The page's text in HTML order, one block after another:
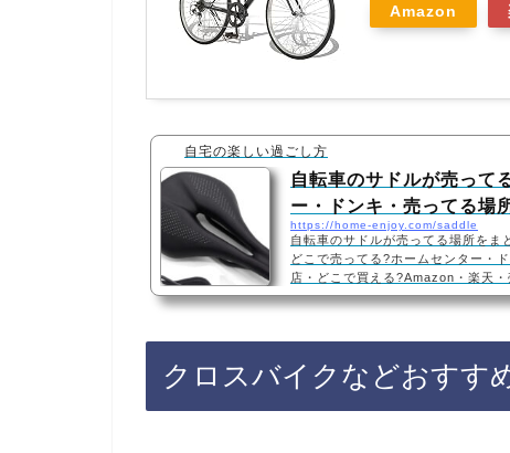
Amazon
自宅の楽しい過ごし方
自転車のサドルが売って
ー・ドンキ・売ってる場
https://home-enjoy.com/saddle
自転車のサドルが売ってる場所をま
どこで売ってる?ホームセンター・
店・どこで買える?Amazon・楽天
は、ホームセンター、ドンキホーテ
ボンレール ショートノーズ 穴あき
ない・値段・価格が安い…
クロスバイクなどおすす